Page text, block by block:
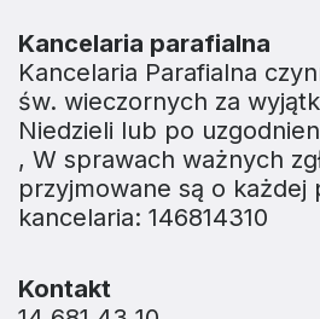
Kancelaria parafialna
Kancelaria Parafialna
św. wieczornych za
Niedzieli lub po
, W sprawach ważnych
przyjmowane są o każdej
kancelaria: 146814310
Kontakt